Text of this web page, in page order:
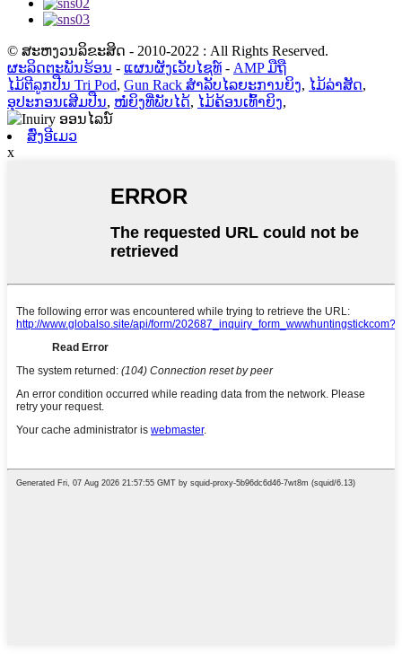
© ສະຫງວນລິຂະສິດ - 2010-2022 : All Rights Reserved.
ຜະລິດຕະພັນຮ້ອນ - ແຜນຜັງເວັບໄຊທ໌ - AMP ມືຖື
ໄມ້ຕີລູກປືນ Tri Pod, Gun Rack ສໍາລັບໄລຍະການຍິງ, ໄມ້ລ່າສັດ,
ອຸປະກອນເສີມປືນ, ໜໍ່ຍິງທີ່ພັບໄດ້, ໄມ້ຄ້ອນເທົ້າຍິງ,
ສົ່ງອີເມວ
x